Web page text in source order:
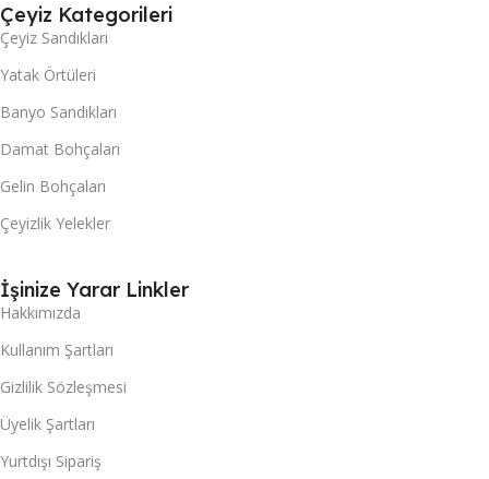
Çeyiz Kategorileri
Çeyiz Sandıkları
Yatak Örtüleri
Banyo Sandıkları
Damat Bohçaları
Gelin Bohçaları
Çeyizlik Yelekler
İşinize Yarar Linkler
Hakkımızda
Kullanım Şartları
Gizlilik Sözleşmesi
Üyelik Şartları
Yurtdışı Sipariş